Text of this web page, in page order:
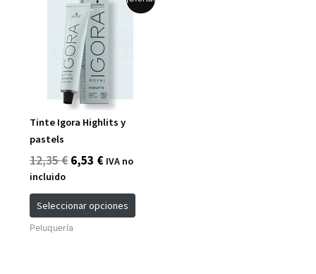
Tinte Igora Highlits y
pastels
12,35€
precio
original
era:
12,35 €.
6,53 €
precio
actual
es:
6,53 €.
IVA no
incluido
Seleccionar opciones
producto
múltiples
variantes.
opciones
pueden
elegir
en
la
página
de
producto
Peluquería